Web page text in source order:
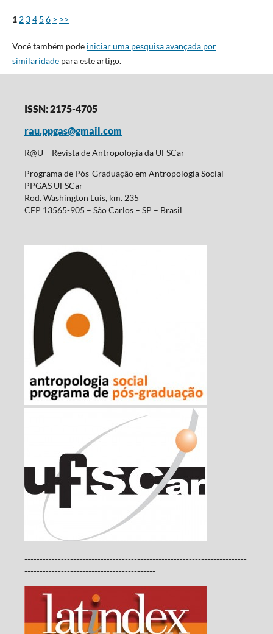
1 2 34 5 6 > >>
Você também pode iniciar uma pesquisa avançada por
similaridadepara este artigo.
ISSN: 2175-4705
rau.ppgas@gmail.com
R@U – Revista de Antropologia da UFSCar
Programa de Pós-Graduação em Antropologia Social –
PPGAS UFSCar
Rod. Washington Luís, km. 235
CEP 13565-905 – São Carlos – SP – Brasil
-------------------------------------------------------------------------
-------------------------------------------